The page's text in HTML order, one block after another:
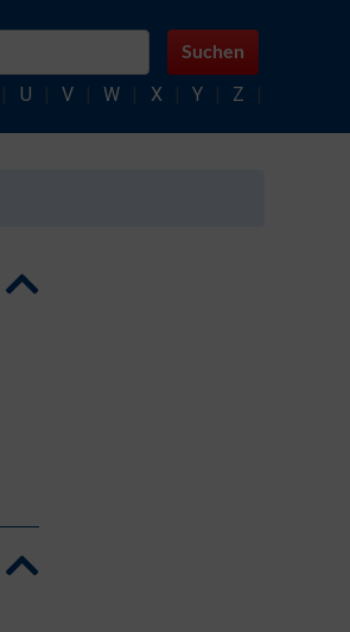
Suchen
U V W X Y Z